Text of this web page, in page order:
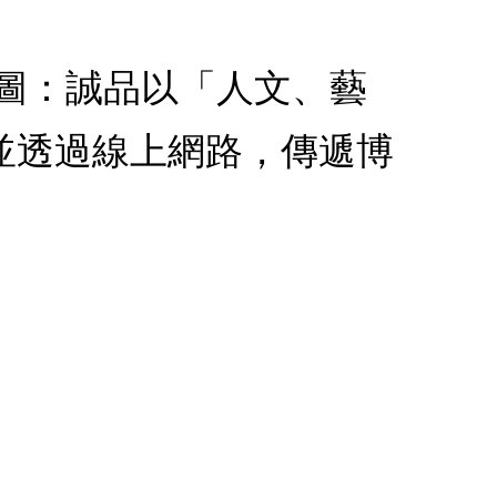
：誠品以「人文、藝
過線上網路，傳遞博